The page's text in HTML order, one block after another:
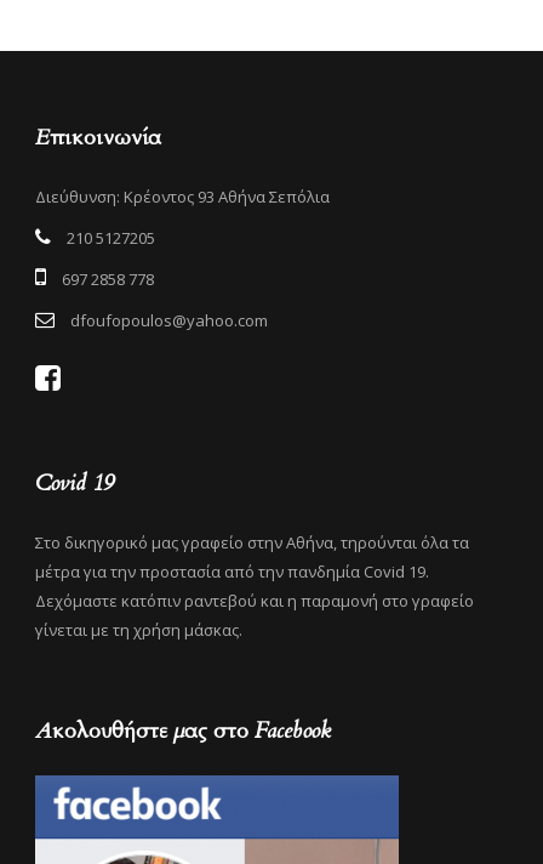
Επικοινωνία
Διεύθυνση: Κρέοντος 93 Αθήνα Σεπόλια
210 5127205
697 2858 778
dfoufopoulos@yahoo.com
Covid 19
Στο δικηγορικό μας γραφείο στην Αθήνα, τηρούνται όλα τα
μέτρα για την προστασία από την πανδημία Covid 19.
Δεχόμαστε κατόπιν ραντεβού και η παραμονή στο γραφείο
γίνεται με τη χρήση μάσκας.
Ακολουθήστε μας στο Facebook